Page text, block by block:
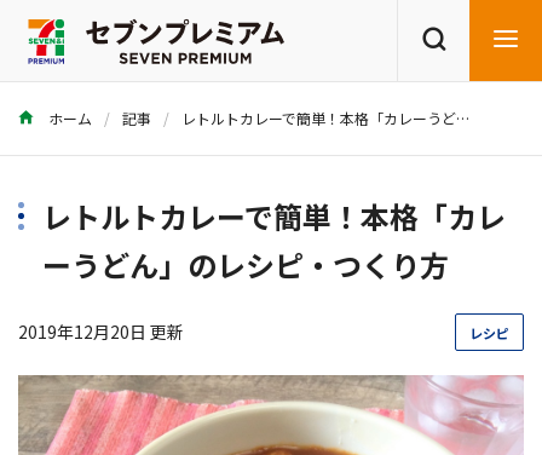
商品を探す レシピを探す
ホーム 記事 レトルトカレーで簡単！本格「カレーうどん」のレシピ・つくり方
レトルトカレーで簡単！本格「カレ
ーうどん」のレシピ・つくり方
2019年12月20日 更新 レシピ